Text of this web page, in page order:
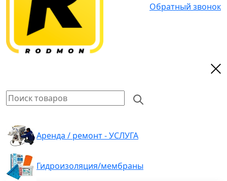
Обратный звонок
Аренда / ремонт - УСЛУГА
Гидроизоляция/мембраны